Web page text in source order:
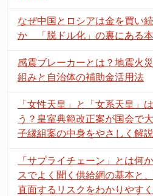
なぜ中国とロシアは金を買い
か 「脱ドル化」の裏にある
感震ブレーカーとは？地震火
組みと自治体の補助金活用法
「女性天皇」と「女系天皇」
う？皇室典範改正案が国会で
子縁組案の中身をやさしく解説
「サプライチェーン」とは何
スでよく聞く供給網の基本と
直面するリスクをわかりやす